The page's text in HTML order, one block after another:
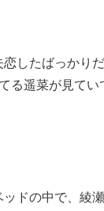
恋したばっかり
る遥菜が見てい
ドの中で、綾